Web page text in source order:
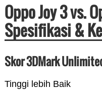
Oppo Joy 3 vs.
Spesifikasi &
Skor 3DMark
Tinggi lebih Baik